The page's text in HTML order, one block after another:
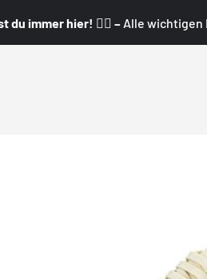
immer hier! 👇🏼 – Alle wichtigen